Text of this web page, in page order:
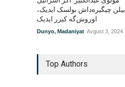
بیلن چیگیره‌داش بولسک ایدیک‌‌،
اوروش‌گه کیرر ایدیک
Dunyo, Madaniyat Avgust 3, 2024
Top Authors